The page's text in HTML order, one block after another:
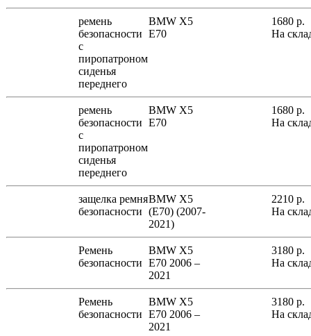
ремень
безопасности
с
пиропатроном
сиденья
переднего
BMW X5
E70
1680 р.
На
ремень
безопасности
с
пиропатроном
сиденья
переднего
BMW X5
E70
1680 р.
На
защелка ремня
безопасности
BMW X5
(E70) (2007-
2021)
2210 р.
На
Ремень
безопасности
BMW X5
E70 2006 –
2021
3180 р.
На
Ремень
безопасности
BMW X5
E70 2006 –
2021
3180 р.
На